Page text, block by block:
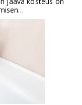
mahdollistaa
materiaaleilla.
kantava, kuiva
ovat